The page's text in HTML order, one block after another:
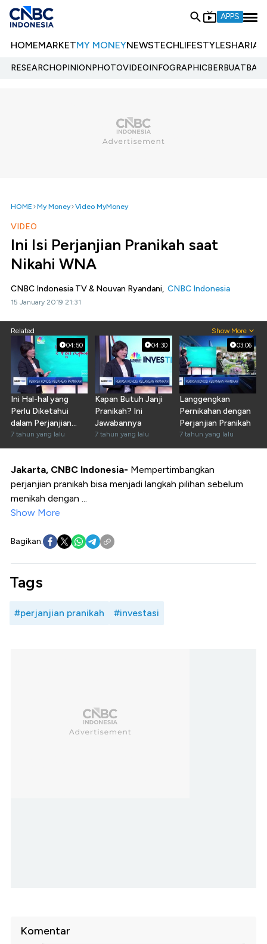
APPS
HOMEMARKETMY MONEYNEWSTECHLIFESTYLESHARIA
RESEARCHOPINIONPHOTOVIDEOINFOGRAPHIC
HOME My Money Video MyMoney
VIDEO
Ini Isi Perjanjian Pranikah saat
Nikahi WNA
CNBC Indonesia TV & Nouvan Ryandani, CNBC Indonesia
15 January 2019 21:31
Related Show More
04:50
Ini Hal-hal yang
Perlu Diketahui
dalam Perjanjian
Pranikah
7 tahun yang lalu
04:30
Kapan Butuh Janji
Pranikah? Ini
Jawabannya
7 tahun yang lalu
03:06
Langgengkan
Pernikahan dengan
Perjanjian Pranikah
7 tahun yang lalu
Jakarta, CNBC Indonesia- Mempertimbangkan
perjanjian pranikah bisa menjadi langkah pilihan sebelum
menikah dengan ...
Show More
Bagikan:
Tags
#perjanjian pranikah #investasi
Komentar